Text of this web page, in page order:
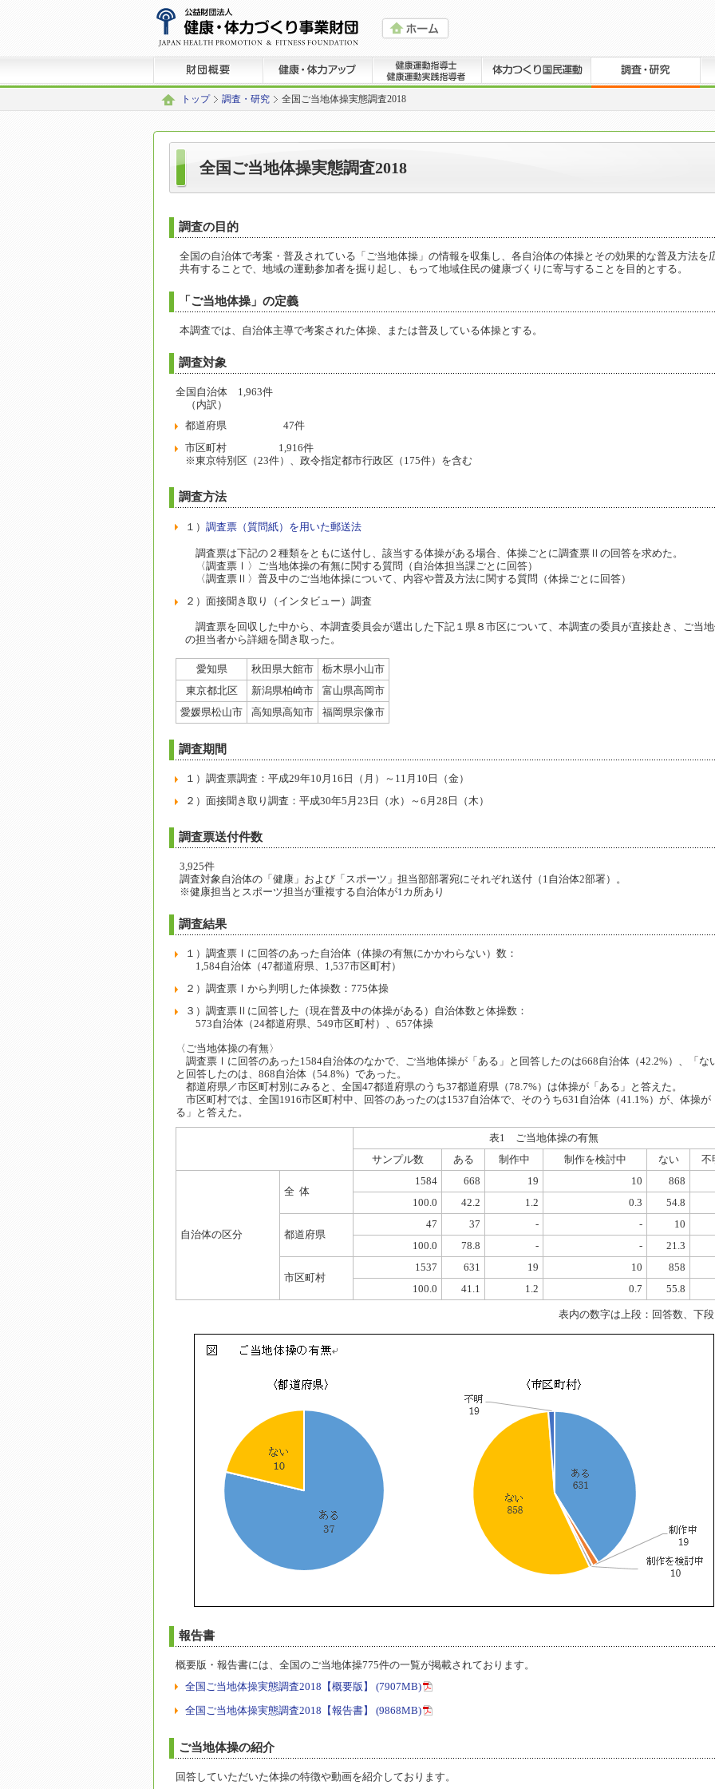
トップ 調査・研究 全国ご当地体操実態調査2018
全国ご当地体操実態調査2018
調査の目的
全国の自治体で考案・普及されている「ご当地体操」の情報を収集し、各自治体の体操とその効果的な普及方法を
共有することで、地域の運動参加者を掘り起し、もって地域住民の健康づくりに寄与することを目的とする。
「ご当地体操」の定義
本調査では、自治体主導で考案された体操、または普及している体操とする。
調査対象
全国自治体 1,963件
（内訳）
都道府県 47件
市区町村 1,916件
※東京特別区（23件）、政令指定都市行政区（175件）を含む
調査方法
１） 調査票（質問紙）を用いた郵送法
調査票は下記の２種類をともに送付し、該当する体操がある場合、体操ごとに調査票Ⅱの回答を求めた。
〈調査票Ⅰ〉ご当地体操の有無に関する質問（自治体担当課ごとに回答）
〈調査票Ⅱ〉普及中のご当地体操について、内容や普及方法に関する質問（体操ごとに回答）
２）面接聞き取り（インタビュー）調査
調査票を回収した中から、本調査委員会が選出した下記１県８市区について、本調査の委員が直接赴き、ご当
の担当者から詳細を聞き取った。
愛知県 秋田県大館市
栃木県小山市
東京都北区
新潟県柏崎市
富山県高岡市
愛媛県松山市
高知県高知市 福岡県宗像市
調査期間
１）調査票調査：平成29年10月16日（月）～11月10日（金）
２）面接聞き取り調査：平成30年5月23日（水）～6月28日（木）
調査票送付件数
3,925件
調査対象自治体の「健康」および「スポーツ」担当部部署宛にそれぞれ送付（1自治体2部署）。
※健康担当とスポーツ担当が重複する自治体が1カ所あり
調査結果
１）調査票Ⅰに回答のあった自治体（体操の有無にかかわらない）数：
1,584自治体（47都道府県、1,537市区町村）
２）調査票Ⅰから判明した体操数：775体操
３）調査票Ⅱに回答した（現在普及中の体操がある）自治体数と体操数：
573自治体（24都道府県、549市区町村）、657体操
〈ご当地体操の有無〉
調査票Ⅰに回答のあった1584自治体のなかで、ご当地体操が「ある」と回答したのは668自治体（42.2%）、「な
と回答したのは、868自治体（54.8%）であった。
都道府県／市区町村別にみると、全国47都道府県のうち37都道府県（78.7%）は体操が「ある」と答えた。
市区町村では、全国1916市区町村中、回答のあったのは1537自治体で、そのうち631自治体（41.1%）が、体操が
る」と答えた。
表1 ご当地体操の有無
サンプル数
ある 制作中 制作を検討中 ない 不
自治体の区分
全 体
1584 668 19 10
868
100.0
42.2 1.2 0.3 54.8
都道府県
47 37 - -
10
100.0
78.8 - - 21.3
市区町村
1537 631 19 10
858
100.0
41.1 1.2 0.7 55.8
表内の数字は上段：回答数、下
報告書
概要版・報告書には、全国のご当地体操775件の一覧が掲載されております。
全国ご当地体操実態調査2018【概要版】 (7907MB)
全国ご当地体操実態調査2018【報告書】 (9868MB)
ご当地体操の紹介
回答していただいた体操の特徴や動画を紹介しております。